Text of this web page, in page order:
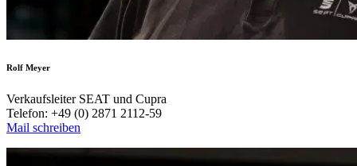
Rolf Meyer
Verkaufsleiter SEAT und Cupra
Telefon: +49 (0) 2871 2112-59
Mail schreiben